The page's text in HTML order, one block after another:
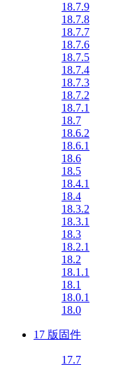
18.7.9
18.7.8
18.7.7
18.7.6
18.7.5
18.7.4
18.7.3
18.7.2
18.7.1
18.7
18.6.2
18.6.1
18.6
18.5
18.4.1
18.4
18.3.2
18.3.1
18.3
18.2.1
18.2
18.1.1
18.1
18.0.1
18.0
17 版固件
17.7